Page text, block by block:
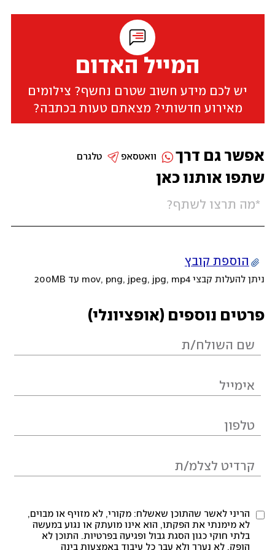
המייל האדום
יש לכם מידע חשוב שטרם נחשף? צילומים
מאירוע חדשותי? מצאתם טעות בכתבה?
שתפו אותנו כאן
הוספת קובץ
ניתן להעלות קבצי mov, png, jpeg, jpg, mp4 עד 200MB
פרטים נוספים (אופציונלי)
הריני לאשר שהתוכן שאשלח: מקורי, לא מזויף או מבוים,
לא מימנתי את הפקתו, הוא אינו מועתק או נגוע במעשה
בלתי חוקי כגון הסגת גבול ופגיעה בפרטיות. התוכן לא
הופק, לא נערך ולא עבר כל עיבוד באמצעות בינה
אפשר גם דרך טלגרם וואטסאפ